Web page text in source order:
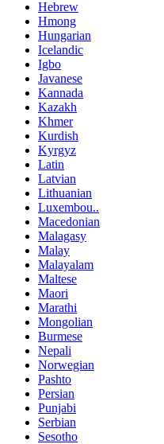
Hebrew
Hmong
Hungarian
Icelandic
Igbo
Javanese
Kannada
Kazakh
Khmer
Kurdish
Kyrgyz
Latin
Latvian
Lithuanian
Luxembou..
Macedonian
Malagasy
Malay
Malayalam
Maltese
Maori
Marathi
Mongolian
Burmese
Nepali
Norwegian
Pashto
Persian
Punjabi
Serbian
Sesotho